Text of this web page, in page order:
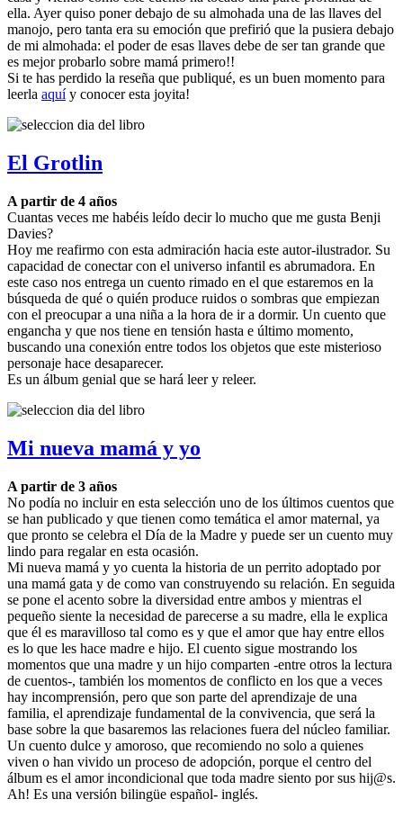
ella. Ayer quiso poner debajo de su almohada una de las llaves del
manojo, pero tanta era su emoción que prefirió que la pusiera debajo
de mi almohada: el poder de esas llaves debe de ser tan grande que
es mejor probarlo sobre mamá primero!!
Si te has perdido la reseña que publiqué, es un buen momento para
leerla aquíy conocer esta joyita!
El Grotlin
A partir de 4 años
Cuantas veces me habéis leído decir lo mucho que me gusta Benji
Davies?
Hoy me reafirmo con esta admiración hacia este autor-ilustrador. Su
capacidad de conectar con el universo infantil es abrumadora. En
este caso nos entrega un cuento rimado en el que estaremos en la
búsqueda de qué o quién produce ruidos o sombras que empiezan
con el preocupar a una niña a la hora de ir a dormir. Un cuento que
engancha y que nos tiene en tensión hasta e último momento,
buscando una conexión entre todos los objetos que este misterioso
personaje hace desaparecer.
Es un álbum genial que se hará leer y releer.
Mi nueva mamá y yo
A partir de 3 años
No podía no incluir en esta selección uno de los últimos cuentos que
se han publicado y que tienen como temática el amor maternal, ya
que pronto se celebra el Día de la Madre y puede ser un cuento muy
lindo para regalar en esta ocasión.
Mi nueva mamá y yo cuenta la historia de un perrito adoptado por
una mamá gata y de como van construyendo su relación. En seguida
se pone el acento sobre la diversidad entre ambos y mientras el
pequeño siente la necesidad de parecerse a su madre, ella le explica
que él es maravilloso tal como es y que el amor que hay entre ellos
es lo que les hace madre e hijo. El cuento sigue mostrando los
momentos que una madre y un hijo comparten -entre otros la lectura
de cuentos-, también los momentos de conflicto en los que a veces
hay incomprensión, pero que son parte del aprendizaje de una
familia, el aprendizaje fundamental de la convivencia, que será la
base sobre la que basaremos las relaciones fuera del núcleo familiar.
Un cuento dulce y amoroso, que recomiendo no solo a quienes
viven o han vivido un proceso de adopción, porque el centro del
álbum es el amor incondicional que toda madre siento por sus hij@s.
Ah! Es una versión bilingüe español- inglés.